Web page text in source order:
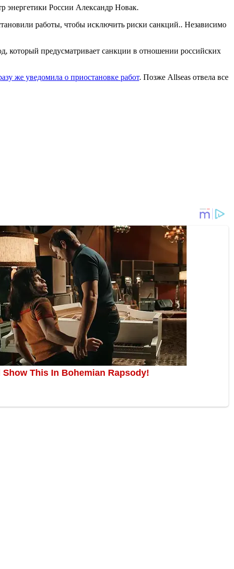
энергетики России Александр Новак.
работы, чтобы исключить риски санкций.. Независимо
который предусматривает санкции в отношении российских
же уведомила о приостановке работ. Позже Allseas отвела все